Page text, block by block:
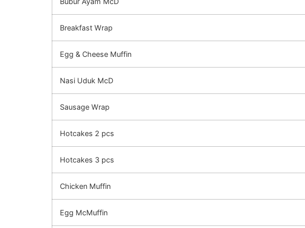
Breakfast Wrap
Egg & Cheese Muffin
Nasi Uduk McD
Sausage Wrap
Hotcakes 2 pcs
Hotcakes 3 pcs
Chicken Muffin
Egg McMuffin